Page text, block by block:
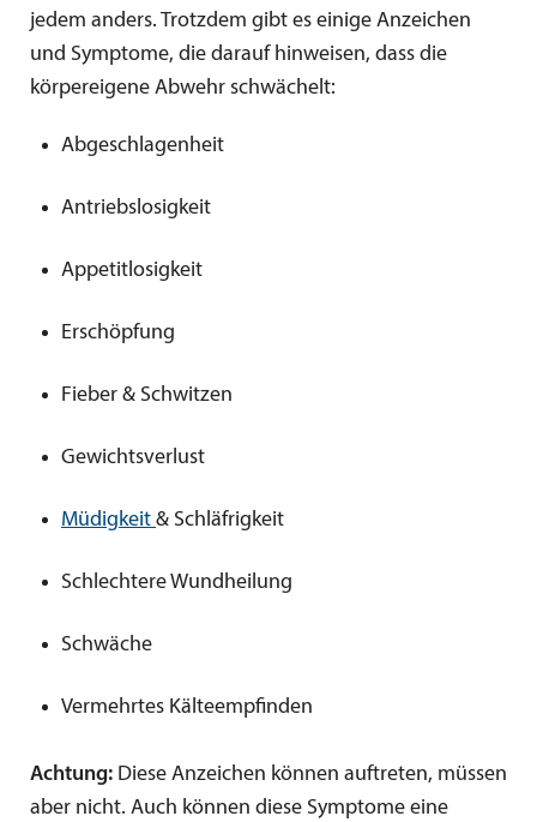
jedem anders. Trotzdem gibt es einige Anzeichen
und Symptome, die darauf hinweisen, dass die
körpereigene Abwehr schwächelt:
Abgeschlagenheit
Antriebslosigkeit
Appetitlosigkeit
Erschöpfung
Fieber & Schwitzen
Gewichtsverlust
Müdigkeit & Schläfrigkeit
Schlechtere Wundheilung
Schwäche
Vermehrtes Kälteempfinden
Achtung: Diese Anzeichen können auftreten, müssen
aber nicht. Auch können diese Symptome eine